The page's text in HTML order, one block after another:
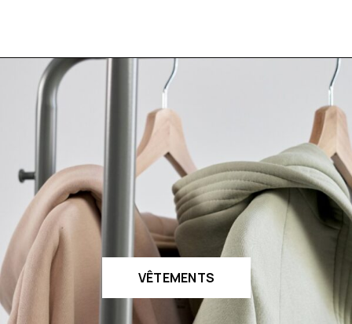
VÊTEMENTS